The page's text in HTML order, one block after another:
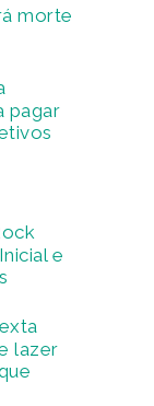
morte
pagar
e
lazer